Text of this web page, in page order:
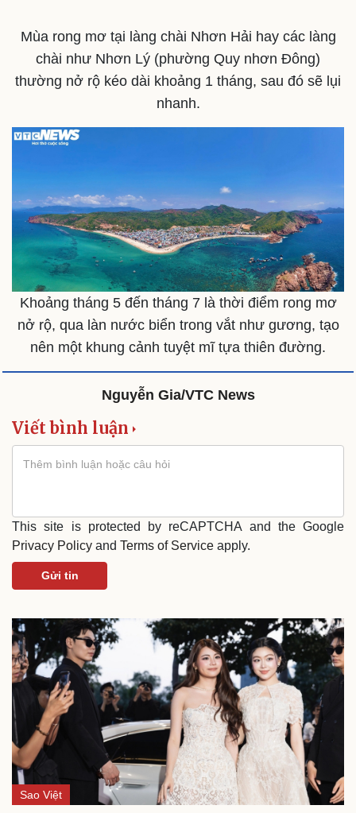
Văn hóa
Sân khấu - Điện ảnh
Văn học
Âm nhạc
Di sản
Giải trí
Nghệ sĩ
Thời trang
Sao Việt
Mùa rong mơ tại làng chài Nhơn Hải hay các làng
chài như Nhơn Lý (phường Quy nhơn Đông)
thường nở rộ kéo dài khoảng 1 tháng, sau đó sẽ lụi
nhanh.
Khoảng tháng 5 đến tháng 7 là thời điểm rong mơ
nở rộ, qua làn nước biển trong vắt như gương, tạo
nên một khung cảnh tuyệt mĩ tựa thiên đường.
Nguyễn Gia/VTC News
Viết bình luận
This site is protected by reCAPTCHA and the Google
Privacy Policy and Terms of Service apply.
Gửi tin
Sao Việt